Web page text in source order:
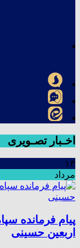
اخـبار تصـویری
۱۳
مرداد
پیام فرمانده
اربعین حسینی